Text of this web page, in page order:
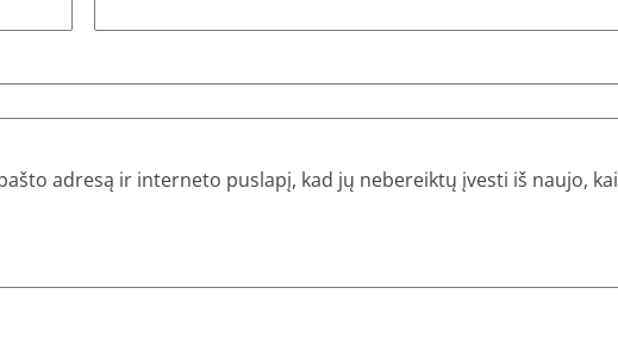
adresą ir interneto puslapį, kad jų nebereiktų įvesti iš naujo, kai